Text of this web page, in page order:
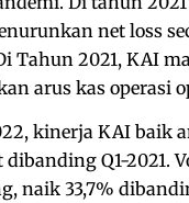
net loss
Tahun 2021, KAI
arus kas operasi
kinerja KAI
Q1-2021.
naik 33,7%